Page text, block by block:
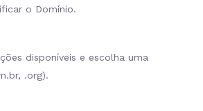
o Domínio.
disponíveis e escolha uma
.org).